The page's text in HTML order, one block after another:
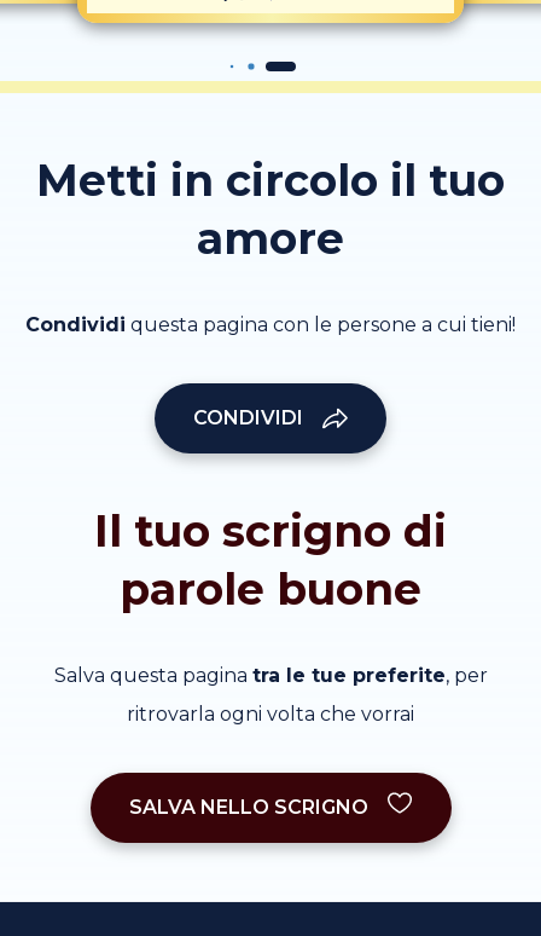
Metti in circolo il tuo
amore
Condividi questa pagina con le persone a cui tieni!
CONDIVIDI
Il tuo scrigno di
parole buone
Salva questa pagina tra le tue preferite, per
ritrovarla ogni volta che vorrai
SALVA NELLO SCRIGNO